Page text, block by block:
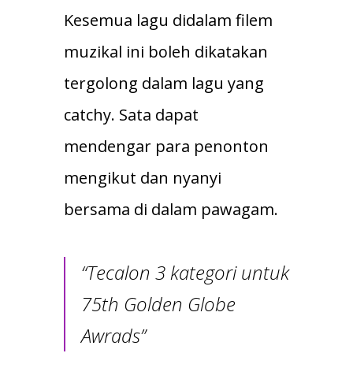
Kesemua lagu didalam filem
muzikal ini boleh dikatakan
tergolong dalam lagu yang
catchy. Sata dapat
mendengar para penonton
mengikut dan nyanyi
bersama di dalam pawagam.
“Tecalon 3 kategori untuk
75th Golden Globe
Awrads”